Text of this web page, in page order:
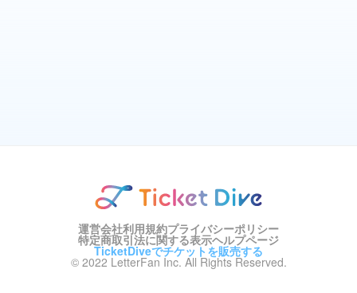
運営会社利用規約プライバシーポリシー
特定商取引法に関する表示ヘルプページ
TicketDiveでチケットを販売する
© 2022 LetterFan Inc. All Rights Reserved.